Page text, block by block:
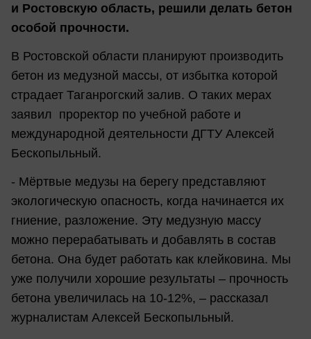
и Ростовскую область, решили делать бетон
особой прочности.
В Ростовской области планируют производить
бетон из медузной массы, от избытка которой
страдает Таганрогский залив. О таких мерах
заявил проректор по учебной работе и
международной деятельности ДГТУ Алексей
Бескопыльный.
- Мёртвые медузы на берегу представляют
экологическую опасность, когда начинается их
гниение, разложение. Эту медузную массу
можно перерабатывать и добавлять в состав
бетона. Она будет работать как клейковина. Мы
уже получили хорошие результаты – прочность
бетона увеличилась на 10-12%, – рассказал
журналистам Алексей Бескопыльный.